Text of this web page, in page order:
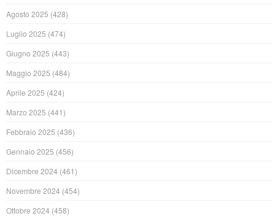
Agosto 2025 (428)
Luglio 2025 (474)
Giugno 2025 (443)
Maggio 2025 (484)
Aprile 2025 (424)
Marzo 2025 (441)
Febbraio 2025 (436)
Gennaio 2025 (456)
Dicembre 2024 (461)
Novembre 2024 (454)
Ottobre 2024 (458)